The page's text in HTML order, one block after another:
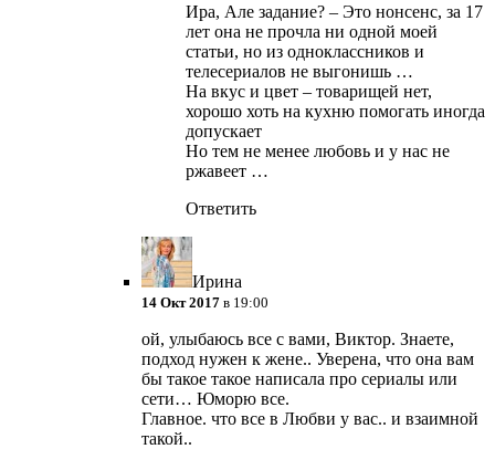
Ира, Але задание? – Это нонсенс, за 17
лет она не прочла ни одной моей
статьи, но из одноклассников и
телесериалов не выгонишь …
На вкус и цвет – товарищей нет,
хорошо хоть на кухню помогать иногда
допускает
Но тем не менее любовь и у нас не
ржавеет …
Ответить
Ирина
14 Окт 2017 в 19:00
ой, улыбаюсь все с вами, Виктор. Знаете,
подход нужен к жене.. Уверена, что она вам
бы такое такое написала про сериалы или
сети… Юморю все.
Главное. что все в Любви у вас.. и взаимной
такой..